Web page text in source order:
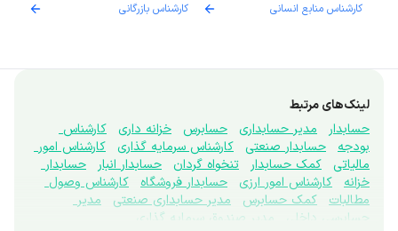
کارشناس منابع انسانی کارشناس بازرگانی
لینک‌های مرتبط
حسابدار
مدیر حسابداری حسابرس خزانه داری
کارشناس
بودجه
حسابدار صنعتی کارشناس سرمایه گذاری
کارشناس امور
مالیاتی
کمک حسابدار تنخواه گردان حسابدار انبار
حسابدار
خزانه
کارشناس امور ارزی حسابدار فروشگاه
کارشناس وصول
مطالبات
کمک حسابرس مدیر حسابداری صنعتی
مدیر
حسابرسی داخلی
مدیر صندوق سرمایه گذاری